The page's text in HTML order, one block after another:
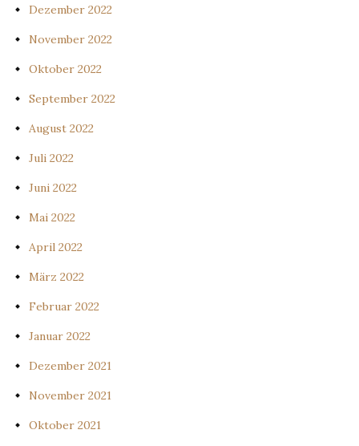
Dezember 2022
November 2022
Oktober 2022
September 2022
August 2022
Juli 2022
Juni 2022
Mai 2022
April 2022
März 2022
Februar 2022
Januar 2022
Dezember 2021
November 2021
Oktober 2021